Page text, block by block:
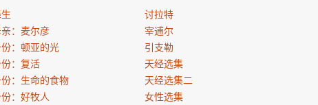
：麦尔彦
：顿亚的光
：复活
：生命的食物
：好牧人
讨拉特
宰逋尔
引支勒
天经选集
天经选集二
女性选集